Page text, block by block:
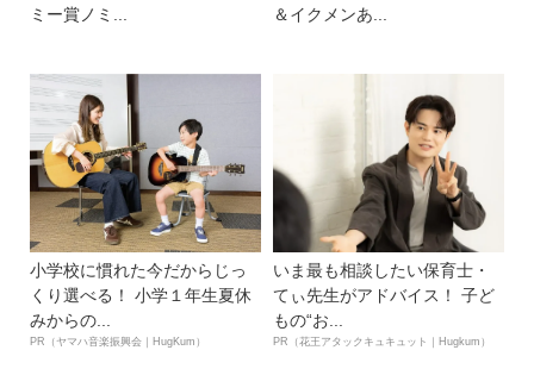
ミー賞ノミ...
＆イクメンあ...
小学校に慣れた今だからじっ
くり選べる！ 小学１年生夏休
みからの...
PR（ヤマハ音楽振興会｜HugKum）
いま最も相談したい保育士・
てぃ先生がアドバイス！ 子ど
もの“お...
PR（花王アタックキュキュット｜Hugkum）